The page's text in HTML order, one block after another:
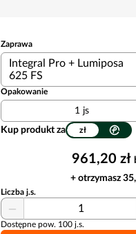
Zaprawa
Integral Pro + Lumiposa
625 FS
Opakowanie
1 js
Kup produkt za
zł
961,20 zł
+ otrzymasz
Liczba j.s.
Dostępne pow. 100 j.s.